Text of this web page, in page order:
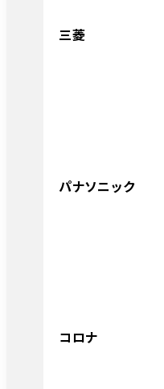
三菱
パナソニック
コロナ